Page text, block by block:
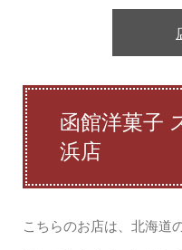
函館洋菓子
浜店
こちらのお店は、北海道